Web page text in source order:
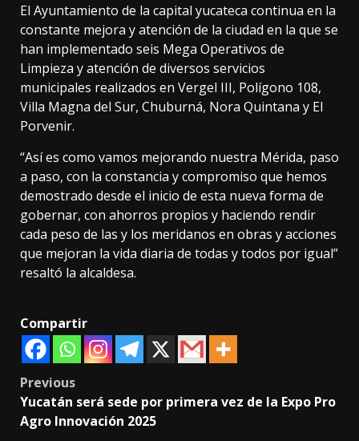
El Ayuntamiento de la capital yucateca continua en la
constante mejora y atención de la ciudad en la que se
han implementado seis Mega Operativos de
Limpieza y atención de diversos servicios
municipales realizados en Vergel III, Polígono 108,
Villa Magna del Sur, Chuburná, Nora Quintana y El
Porvenir.
“Así es como vamos mejorando nuestra Mérida, paso
a paso, con la constancia y compromiso que hemos
demostrado desde el inicio de esta nueva forma de
gobernar, con ahorros propios y haciendo rendir
cada peso de las y los meridanos en obras y acciones
que mejoran la vida diaria de todas y todos por igual”
resaltó la alcaldesa.
Compartir
Post
navigation
Previous
Yucatán será sede por primera vez de la Expo Pro
Agro Innovación 2025